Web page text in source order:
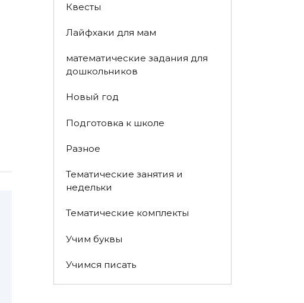
Квесты
Лайфхаки для мам
математические задания для
дошкольников
Новый год
Подготовка к школе
Разное
Тематические занятия и
недельки
Тематические комплекты
Учим буквы
Учимся писать